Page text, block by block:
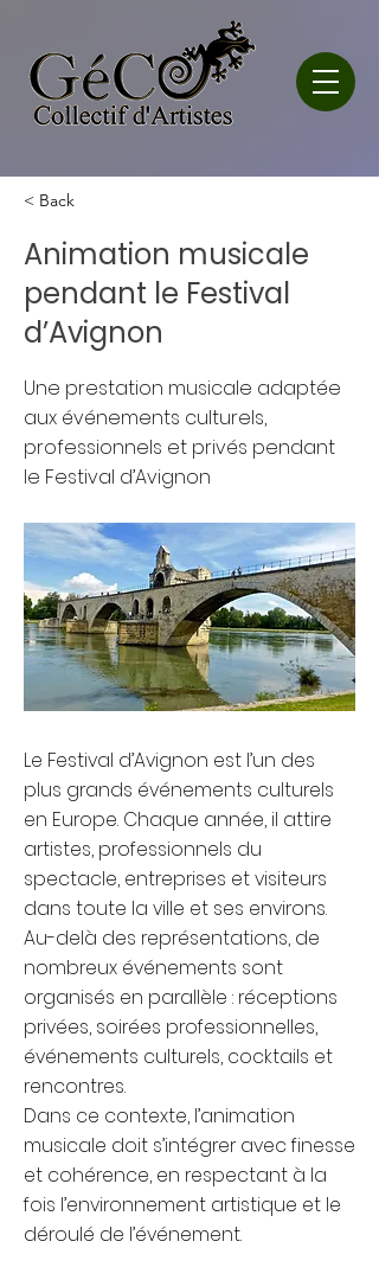
< Back
Animation musicale
pendant le Festival
d’Avignon
Une prestation musicale adaptée
aux événements culturels,
professionnels et privés pendant
le Festival d’Avignon
Le Festival d’Avignon est l’un des
plus grands événements culturels
en Europe. Chaque année, il attire
artistes, professionnels du
spectacle, entreprises et visiteurs
dans toute la ville et ses environs.
Au-delà des représentations, de
nombreux événements sont
organisés en parallèle : réceptions
privées, soirées professionnelles,
événements culturels, cocktails et
rencontres.
Dans ce contexte, l’animation
musicale doit s’intégrer avec finesse
et cohérence, en respectant à la
fois l’environnement artistique et le
déroulé de l’événement.